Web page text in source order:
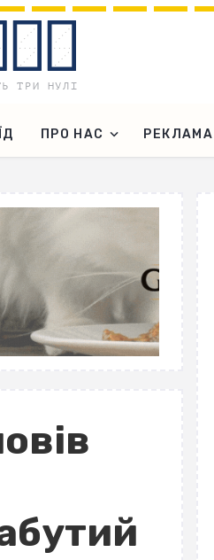
ПРО НАС РЕКЛАМА